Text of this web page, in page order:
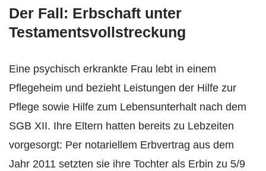
Der Fall: Erbschaft unter
Testamentsvollstreckung
Eine psychisch erkrankte Frau lebt in einem
Pflegeheim und bezieht Leistungen der Hilfe zur
Pflege sowie Hilfe zum Lebensunterhalt nach dem
SGB XII. Ihre Eltern hatten bereits zu Lebzeiten
vorgesorgt: Per notariellem Erbvertrag aus dem
Jahr 2011 setzten sie ihre Tochter als Erbin zu 5/9